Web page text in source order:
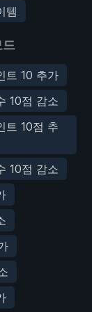
템
드
트 10 추가
10점 감소
트 10점 추
10점 감소